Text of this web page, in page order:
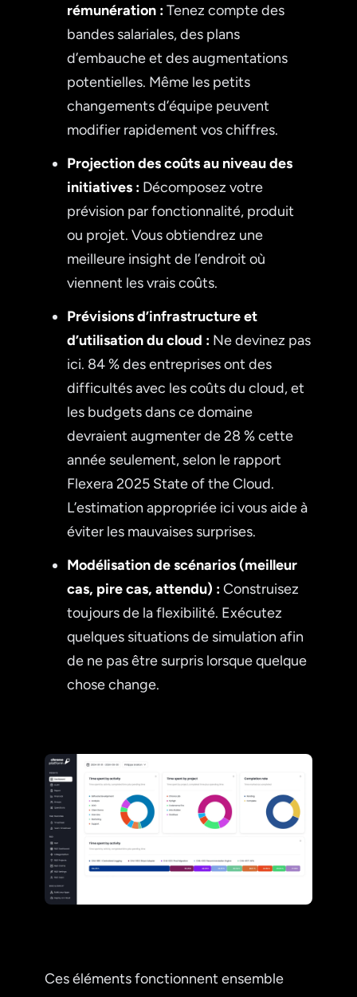
rémunération :Tenez compte des
bandes salariales, des plans
d’embauche et des augmentations
potentielles. Même les petits
changements d’équipe peuvent
modifier rapidement vos chiffres.
Projection des coûts au niveau des
initiatives : Décomposez votre
prévision par fonctionnalité, produit
ou projet. Vous obtiendrez une
meilleure insight de l’endroit où
viennent les vrais coûts.
Prévisions d’infrastructure et
d’utilisation du cloud : Ne devinez pas
ici. 84 % des entreprises ont des
difficultés avec les coûts du cloud, et
les budgets dans ce domaine
devraient augmenter de 28 % cette
année seulement, selon le rapport
Flexera 2025 State of the Cloud.
L’estimation appropriée ici vous aide à
éviter les mauvaises surprises.
Modélisation de scénarios (meilleur
cas, pire cas, attendu) :Construisez
toujours de la flexibilité. Exécutez
quelques situations de simulation afin
de ne pas être surpris lorsque quelque
chose change.
Ces éléments fonctionnent ensemble